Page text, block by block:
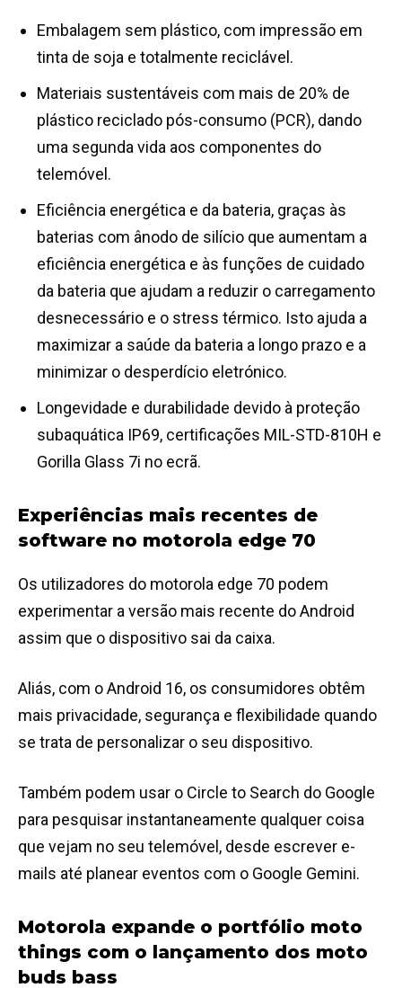
Embalagem sem plástico, com impressão em
tinta de soja e totalmente reciclável.
Materiais sustentáveis com mais de 20% de
plástico reciclado pós-consumo (PCR), dando
uma segunda vida aos componentes do
telemóvel.
Eficiência energética e da bateria, graças às
baterias com ânodo de silício que aumentam a
eficiência energética e às funções de cuidado
da bateria que ajudam a reduzir o carregamento
desnecessário e o stress térmico. Isto ajuda a
maximizar a saúde da bateria a longo prazo e a
minimizar o desperdício eletrónico.
Longevidade e durabilidade devido à proteção
subaquática IP69, certificações MIL-STD-810H e
Gorilla Glass 7i no ecrã.
Experiências mais recentes de
software no motorola edge 70
Os utilizadores do motorola edge 70 podem
experimentar a versão mais recente do Android
assim que o dispositivo sai da caixa.
Aliás, com o Android 16, os consumidores obtêm
mais privacidade, segurança e flexibilidade quando
se trata de personalizar o seu dispositivo.
Também podem usar o Circle to Search do Google
para pesquisar instantaneamente qualquer coisa
que vejam no seu telemóvel, desde escrever e-
mails até planear eventos com o Google Gemini.
Motorola expande o portfólio moto
things com o lançamento dos moto
buds bass